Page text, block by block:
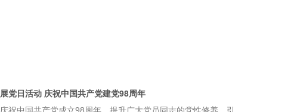
党日活动 庆祝中国共产党建党98周年
祝中国共产党成立98周年，提升广大党员同志的党性修养，引